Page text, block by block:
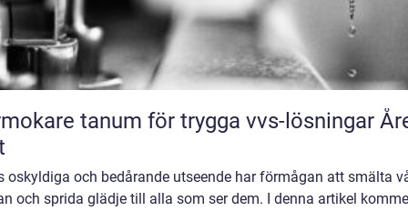
tanum för trygga vvs-lösningar
oskyldiga och bedårande utseende har förmågan att smälta
och sprida glädje till alla som ser dem. I denna artikel